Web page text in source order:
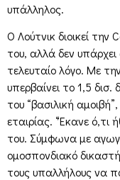
υπάλληλος.
Ο Λούτνικ διοικεί
του, αλλά δεν υπάρχει
τελευταίο λόγο. Με
υπερβαίνει το 1,5
του “βασιλική
εταιρίας. “Έκανε ό,τι
του. Σύμφωνα με
ομοσπονδιακό
τους υπαλλήλους να